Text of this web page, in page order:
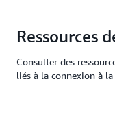
Ressources
Consulter des
liés à la connexion à